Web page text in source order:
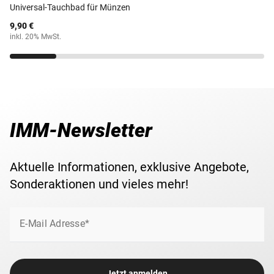
Universal-Tauchbad für Münzen
9,90 €
inkl. 20% MwSt.
IMM-Newsletter
Aktuelle Informationen, exklusive Angebote,
Sonderaktionen und vieles mehr!
E-Mail Adresse*